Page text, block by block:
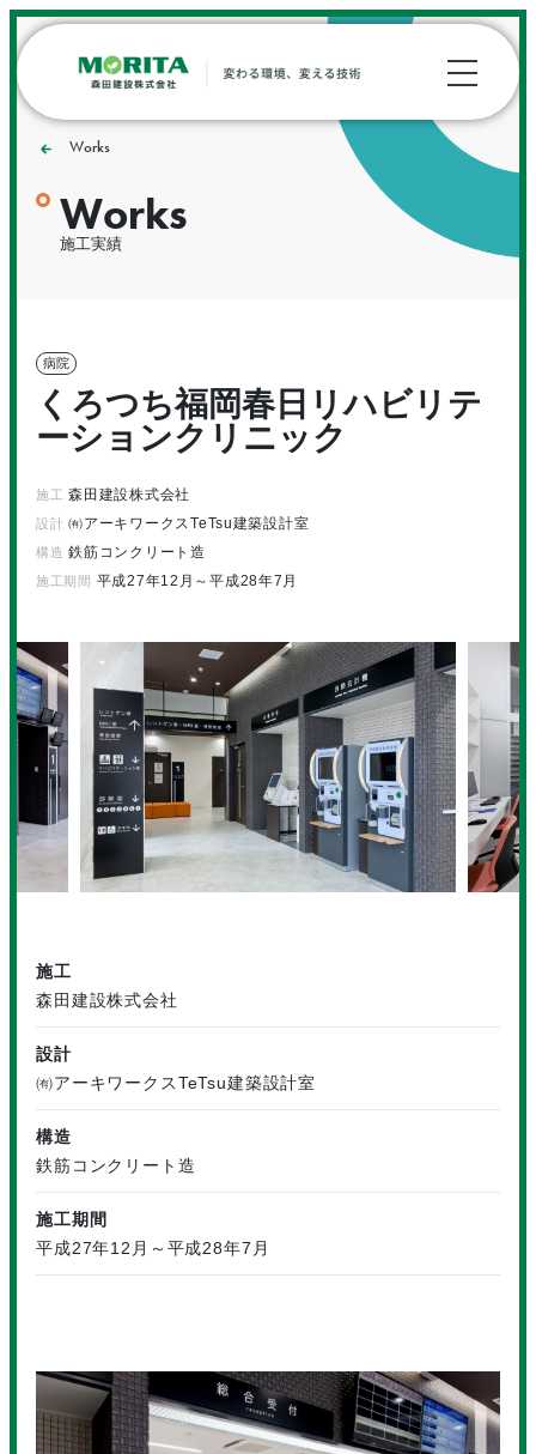
Works
Works
施工実績
病院
くろつち福岡春日リハビリテ
ーションクリニック
施工 森田建設株式会社
設計 ㈲アーキワークスTeTsu建築設計室
構造 鉄筋コンクリート造
施工期間 平成27年12月～平成28年7月
施工
森田建設株式会社
設計
㈲アーキワークスTeTsu建築設計室
構造
鉄筋コンクリート造
施工期間
平成27年12月～平成28年7月